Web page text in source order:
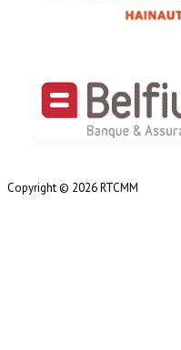
Copyright © 2026 RTCMM